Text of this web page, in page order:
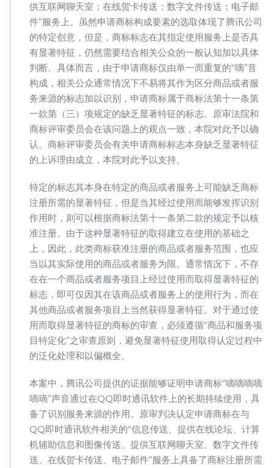
供互联网聊天室；在线贺卡传送；数字文件传送；电子邮
件”服务上。虽然申请商标构成要素的选取体现了腾讯公司
的特定创意，但是，商标标志在其指定使用服务上是否具
有显著特征，仍然需要结合相关公众的一般认知加以具体
判断。具体而言，由于申请商标仅由单一而重复的“嘀”音
构成，相关公众通常情况下不易将其作为区分商品或者服
务来源的标志加以识别，申请商标属于商标法第十一条第
一款第（三）项规定的缺乏显著特征的标志。原审法院和
商标评审委员会在该问题上的观点一致，本院对此予以确
认。商标评审委员会有关申请商标标志本身缺乏显著特征
的上诉理由成立，本院对此予以支持。
特定的标志其本身在特定的商品或者服务上可能缺乏商标
注册所需的显著特征，但是当其经过使用而能够发挥识别
作用时，则可以根据商标法第十一条第二款的规定予以核
准注册。由于这种显著特征的取得建立在使用的基础之
上，因此，此类商标获准注册的商品或者服务范围，也应
当以其实际使用的商品或者服务为限。通常情况下，不存
在在一个商品或者服务项目上经过使用而取得显著特征的
标志，即可仅因其在该商品或者服务上的使用行为，而在
其他商品或者服务项目上当然获得显著特征。对于通过使
用而取得显著特征的商标的审查，必须遵循“商品和服务项
目特定化”之审查原则，避免显著特征使用取得认定过程中
的泛化处理和以偏概全。
本案中，腾讯公司提供的证据能够证明申请商标“嘀嘀嘀嘀
嘀嘀”声音通过在QQ即时通讯软件上的长期持续使用，具
备了识别服务来源的作用。原审判决认定申请商标在与
QQ即时通讯软件相关的“信息传送、提供在线论坛、计算
机辅助信息和图像传送、提供互联网聊天室、数字文件传
送、在线贺卡传送、电子邮件”服务上具备了商标注册所需